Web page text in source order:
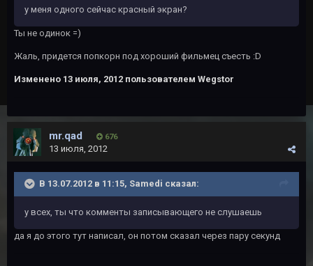
у меня одного сейчас красный экран?
Ты не одинок =)
Жаль, придется попкорн под хороший фильмец съесть :D
Изменено 13 июля, 2012 пользователем Wegstor
mr.qad 676
13 июля, 2012
В 13.07.2012 в 11:15, Samedi сказал:
у всех, ты что комменты записывающего не слушаешь
да я до этого тут написал, он потом сказал через пару секунд